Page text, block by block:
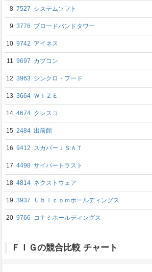
8 7527 システムソフト
9 3776 ブロードバンドタワー
10 9742 アイネス
11 9697 カプコン
12 3963 シンクロ・フード
13 3664 ＷＩＺＥ
14 4674 クレスコ
15 2484 出前館
16 9412 スカパーＪＳＡＴ
17 4498 サイバートラスト
18 4814 ネクストウェア
19 3937 Ｕｂｉｃｏｍホールディングス
20 9766 コナミホールディングス
ＦＩＧの競合比較 チャート